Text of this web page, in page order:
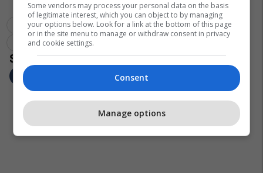
Ministria E Transportit Dhe Lidhjeve-Maqedoni
Aleksandar Nikolloski
Some vendors may process your personal data on the basis
of legitimate interest, which you can object to by managing
your options below. Look for a link at the bottom of this page
or in the site menu to manage or withdraw consent in privacy
and cookie settings.
Consent
Manage options